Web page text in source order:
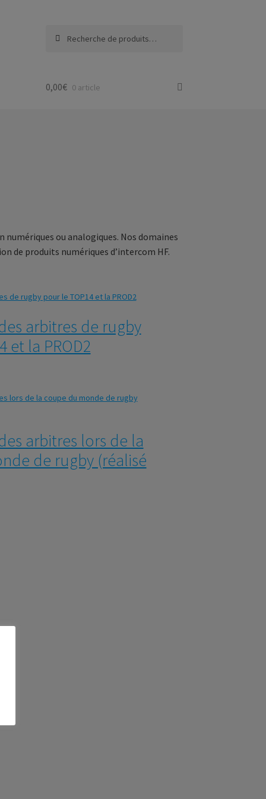
pour :
0,00€ 0 article
numériques ou analogiques. Nos domaines
de produits numériques d’intercom HF.
arbitres de rugby
et la PROD2
arbitres lors de la
de rugby (réalisé